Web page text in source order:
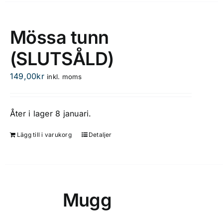
Mössa tunn
(SLUTSÅLD)
149,00kr inkl. moms
Åter i lager 8 januari.
Lägg till i varukorg Detaljer
Mugg